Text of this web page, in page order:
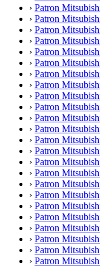
› Patron
› Patron
› Patron
› Patron
› Patron
› Patron
› Patron
› Patron
› Patron
› Patron
› Patron
› Patron
› Patron
› Patron
› Patron
› Patron
› Patron
› Patron
› Patron
› Patron
› Patron
› Patron
› Patron
› Patron